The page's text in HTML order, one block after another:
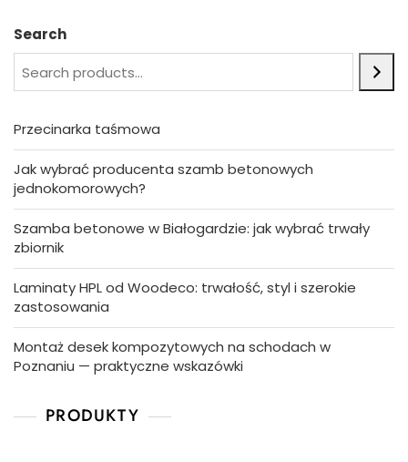
Search
Przecinarka taśmowa
Jak wybrać producenta szamb betonowych
jednokomorowych?
Szamba betonowe w Białogardzie: jak wybrać trwały
zbiornik
Laminaty HPL od Woodeco: trwałość, styl i szerokie
zastosowania
Montaż desek kompozytowych na schodach w
Poznaniu — praktyczne wskazówki
PRODUKTY